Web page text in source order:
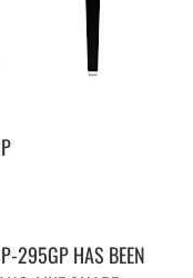
295GP HAS BEEN